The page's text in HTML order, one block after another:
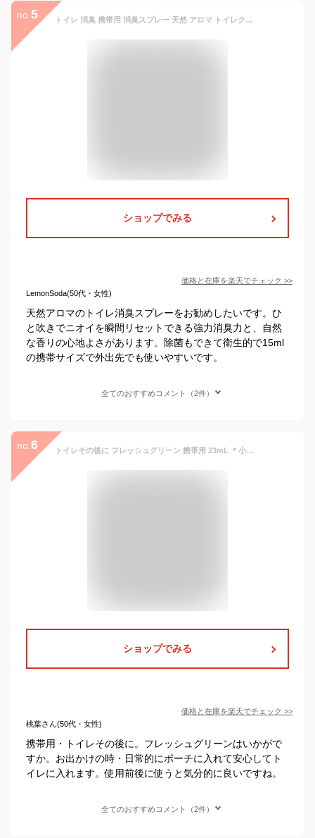
no. 5 トイレ 消臭 携帯用 消臭スプレー 天然 アロマ トイレクリアミスト 15ml トイレ 消臭 スプレー ミニ 携帯 トイレ 後 消臭 持ち歩き アロマスプレー トイレ スプレー 除菌 トイレ 芳香剤 消臭剤 トイレ 消臭 おしゃれ 瞬間消臭
ショップでみる
価格と在庫を楽天でチェック >>
LemonSoda(50代・女性)
天然アロマのトイレ消臭スプレーをお勧めしたいです。ひ
と吹きでニオイを瞬間リセットできる強力消臭力と、自然
な香りの心地よさがあります。除菌もできて衛生的で15ml
の携帯サイズで外出先でも使いやすいです。
全てのおすすめコメント（2件）
no. 6 トイレその後に フレッシュグリーン 携帯用 23mL ＊小林製薬/トイレにスプレーするだけ/排便後のいやな臭い/瞬時に消える/トイレ用消臭スプレー/携帯に便利/約16回分/便器の中に直接スプレー/イヤなニオイが篭っている空間/トイレ 消臭剤 芳香剤
ショップでみる
価格と在庫を楽天でチェック >>
桃葉さん(50代・女性)
携帯用・トイレその後に。フレッシュグリーンはいかがで
すか。お出かけの時・日常的にポーチに入れて安心してト
イレに入れます。使用前後に使うと気分的に良いですね。
全てのおすすめコメント（2件）